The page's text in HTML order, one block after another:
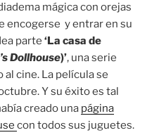
mágica con orejas
encogerse y entrar en su
parte ‘La casa de
Dollhouse)’, una serie
cine. La película se
Y su éxito es tal
creado una página
con todos sus juguetes.